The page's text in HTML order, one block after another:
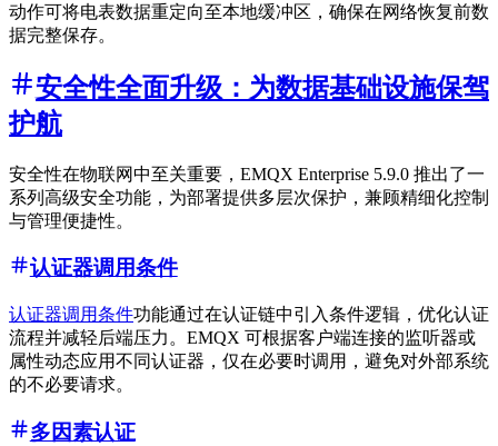
动作可将电表数据重定向至本地缓冲区，确保在网络恢复前数
据完整保存。
安全性全面升级：为数据基础设施保驾
护航
安全性在物联网中至关重要，EMQX Enterprise 5.9.0 推出了一
系列高级安全功能，为部署提供多层次保护，兼顾精细化控制
与管理便捷性。
认证器调用条件
认证器调用条件功能通过在认证链中引入条件逻辑，优化认证
流程并减轻后端压力。EMQX 可根据客户端连接的监听器或
属性动态应用不同认证器，仅在必要时调用，避免对外部系统
的不必要请求。
多因素认证